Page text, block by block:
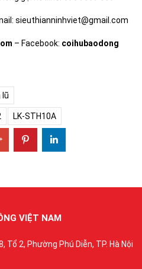
sieuthianninhviet@gmail.com
– Facebook: coihubaodong
lũ
LK-STH10A
VIỆT NAM
2, Phường Phú Diễn, TP. Hà Nội